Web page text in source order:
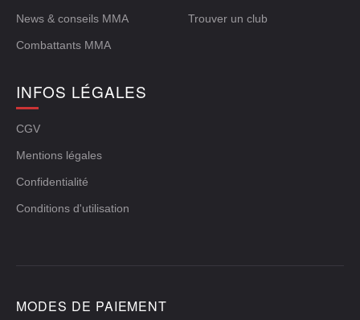
News & conseils MMA
Combattants MMA
Trouver un club
INFOS LÉGALES
CGV
Mentions légales
Confidentialité
Conditions d'utilisation
MODES DE PAIEMENT